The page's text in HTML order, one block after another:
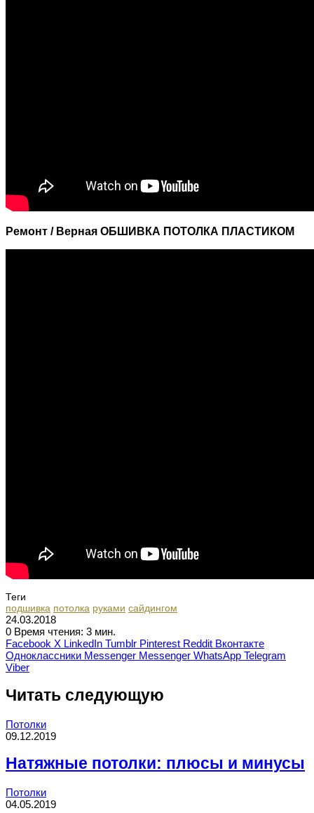
Ремонт / Верная ОБШИВКА ПОТОЛКА ПЛАСТИКОМ
Теги
подшивка потолка руками сайдингом
24.03.2018
0 Время чтения: 3 мин.
Facebook X LinkedIn Tumblr Pinterest Reddit Вконтакте
Одноклассники Messenger Messenger WhatsApp Telegram
Viber
Читать следующую
Потолки
09.12.2019
Натяжные потолки: плюсы и минусы
Потолки
04.05.2019